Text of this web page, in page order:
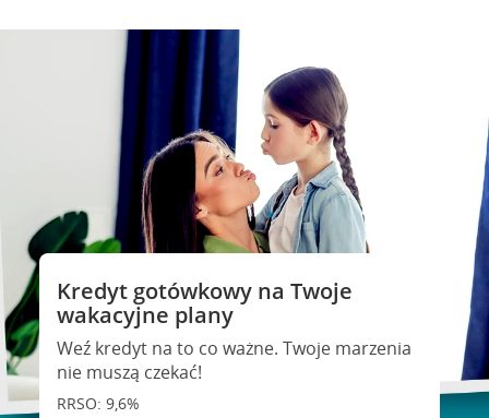
Kredyt gotówkowy na Twoje
wakacyjne plany
Weź kredyt na to co ważne. Twoje marzenia
nie muszą czekać!
RRSO: 9,6%